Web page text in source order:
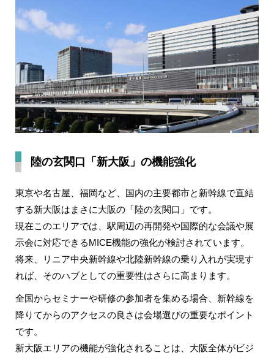
陸の玄関口「新大阪」の機能強化
東京や名古屋、福岡など、国内の主要都市と新幹線で直結
する新大阪はまさに大阪の「陸の玄関口」です。
現在このエリアでは、駅周辺の再開発や国際的な会議や展
示会に対応できるMICE機能の強化が検討されています。
将来、リニア中央新幹線や北陸新幹線の乗り入れが実現す
れば、そのハブとしての重要性はさらに高まります。
全国からセミナーや研修の参加者を集める場合、新幹線を
降りてからのアクセスの良さは会場選びの重要なポイント
です。
新大阪エリアの機能が強化されることは、大阪全体がビジ